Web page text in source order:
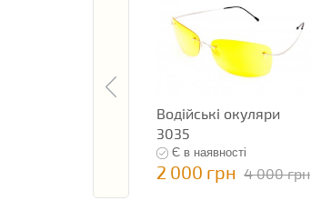
Водійські окуляри
3035
Є в наявності
2 000 грн 4 000 грн